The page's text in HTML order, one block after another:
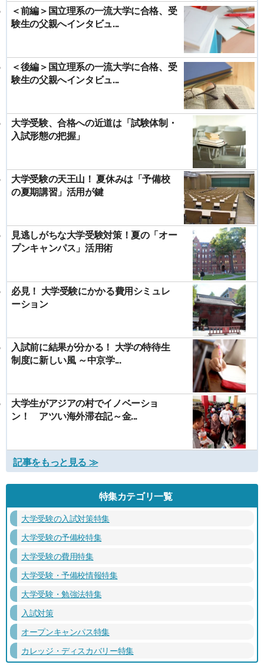
＜前編＞国立理系の一流大学に合格、受
験生の父親へインタビュ...
＜後編＞国立理系の一流大学に合格、受
験生の父親へインタビュ...
大学受験、合格への近道は「試験体制・
入試形態の把握」
大学受験の天王山！ 夏休みは「予備校
の夏期講習」活用が鍵
見逃しがちな大学受験対策！夏の「オー
プンキャンパス」活用術
必見！ 大学受験にかかる費用シミュレ
ーション
入試前に結果が分かる！ 大学の特待生
制度に新しい風 ～中京学...
大学生がアジアの村でイノベーショ
ン！ アツい海外滞在記～金...
記事をもっと見る ≫
特集カテゴリ一覧
大学受験の入試対策特集
大学受験の予備校特集
大学受験の費用特集
大学受験・予備校情報特集
大学受験・勉強法特集
入試対策
オープンキャンパス特集
カレッジ・ディスカバリー特集